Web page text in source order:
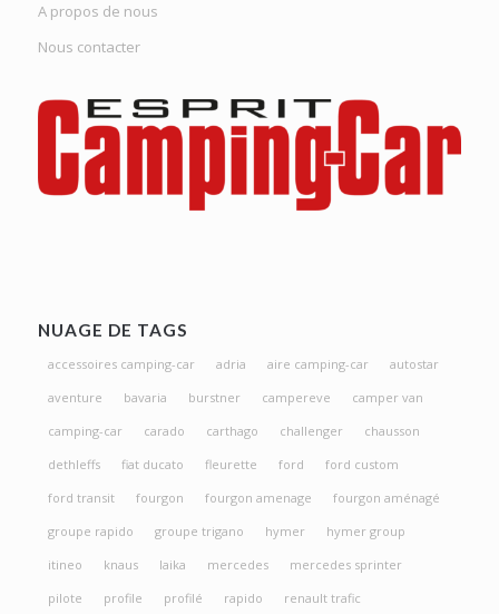
A propos de nous
Nous contacter
NUAGE DE TAGS
accessoires camping-car adria aire camping-car
autostar
aventure
bavaria burstner campereve
camper van
camping-car
carado carthago challenger
chausson
dethleffs
fiat ducato fleurette ford
ford custom
ford transit
fourgon fourgon amenage
fourgon aménagé
groupe rapido
groupe trigano hymer
hymer group
itineo
knaus laika mercedes
mercedes sprinter
pilote
profile profilé rapido
renault trafic